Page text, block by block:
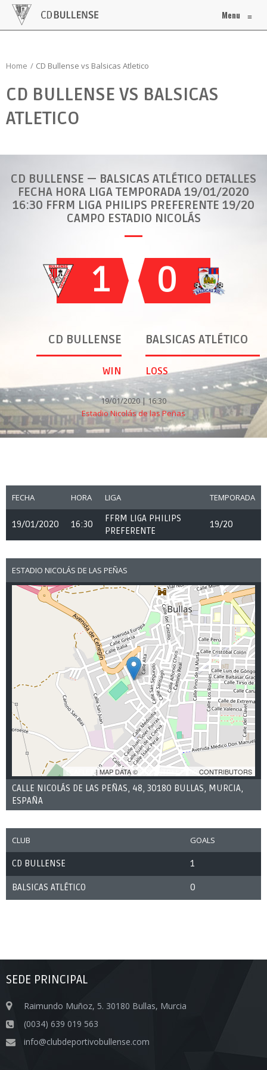
Menu ≡
Home CD Bullense vs Balsicas Atletico
CD BULLENSE VS BALSICAS
ATLETICO
CD BULLENSE — BALSICAS ATLÉTICO DETALLES
FECHA HORA LIGA TEMPORADA 19/01/2020
16:30 FFRM LIGA PHILIPS PREFERENTE 19/20
CAMPO ESTADIO NICOLÁS
1
CD BULLENSE
WIN
0
BALSICAS ATLÉTICO
LOSS
19/01/2020 | 16:30
Estadio Nicolás de las Peñas
FECHA HORA LIGA TEMPORADA
19/01/2020 16:30
FFRM LIGA PHILIPS
PREFERENTE
19/20
ESTADIO NICOLÁS DE LAS PEÑAS
| MAP DATA © CONTRIBUTORS
CALLE NICOLÁS DE LAS PEÑAS, 48, 30180 BULLAS, MURCIA,
ESPAÑA
CLUB GOALS
CD BULLENSE 1
BALSICAS ATLÉTICO 0
SEDE PRINCIPAL
Raimundo Muñoz, 5. 30180 Bullas, Murcia
(0034) 639 019 563
info@clubdeportivobullense.com